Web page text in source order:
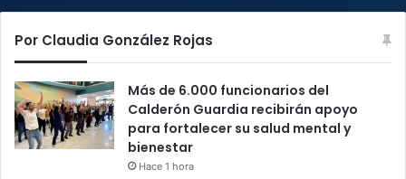
Por Claudia González Rojas
Más de 6.000 funcionarios del
Calderón Guardia recibirán apoyo
para fortalecer su salud mental y
bienestar
Hace 1 hora